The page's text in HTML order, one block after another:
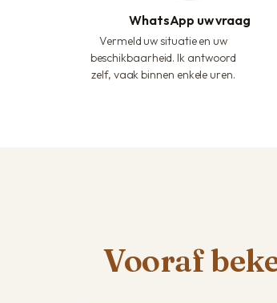
WhatsApp uw vraag
Vermeld uw situatie en uw
beschikbaarheid. Ik antwoord
zelf, vaak binnen enkele uren.
Vooraf